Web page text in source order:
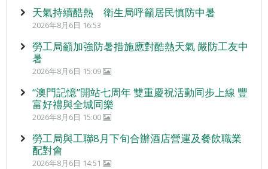
天氣持續酷熱 衛生局呼籲居民慎防中暑
2026年8月6日 16:53
勞工局籲加強防暑措施應對酷熱天氣 嚴防工友中
暑
2026年8月6日 15:09
“澳門記憶”開站七周年 雙重慶祝活動同步上線 豐
富好禮與全城同樂
2026年8月6日 15:00
勞工局與工聯8月下旬合辦酒店營運及餐飲職業
配對會
2026年8月6日 14:51